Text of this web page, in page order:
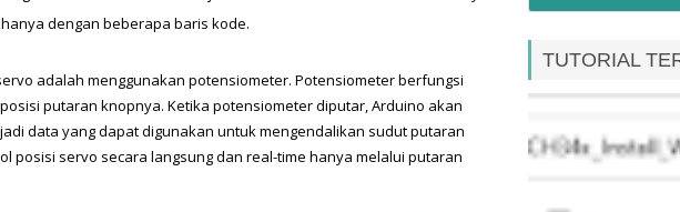
dengan beberapa baris kode.
adalah menggunakan potensiometer. Potensiometer berfungsi
putaran knopnya. Ketika potensiometer diputar, Arduino akan
data yang dapat digunakan untuk mengendalikan sudut putaran
posisi servo secara langsung dan real-time hanya melalui putaran
TUTORIAL